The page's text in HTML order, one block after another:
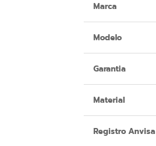
Marca
Modelo
Garantia
Material
Registro Anvisa